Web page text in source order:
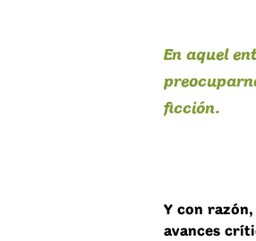
En aquel
ficción.
Y con
avances